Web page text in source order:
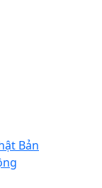
Bản